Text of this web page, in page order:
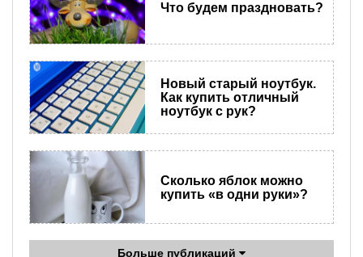
Что будем праздновать?
Новый старый ноутбук.
Как купить отличный
ноутбук с рук?
Сколько яблок можно
купить «в одни руки»?
Больше публикаций